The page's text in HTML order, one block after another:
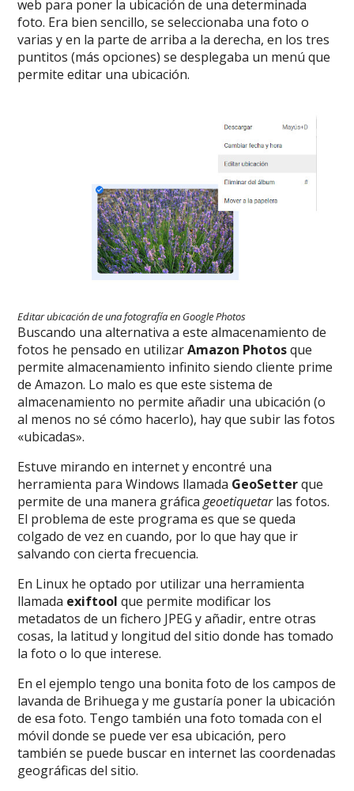
web para poner la ubicación de una determinada
foto. Era bien sencillo, se seleccionaba una foto o
varias y en la parte de arriba a la derecha, en los tres
puntitos (más opciones) se desplegaba un menú que
permite editar una ubicación.
Editar ubicación de una fotografía en Google Photos
Buscando una alternativa a este almacenamiento de
fotos he pensado en utilizarAmazon Photosque
permite almacenamiento infinito siendo cliente prime
de Amazon. Lo malo es que este sistema de
almacenamiento no permite añadir una ubicación (o
al menos no sé cómo hacerlo), hay que subir las fotos
«ubicadas».
Estuve mirando en internet y encontré una
herramienta para Windows llamada GeoSetterque
permite de una manera gráficageoetiquetarlas fotos.
El problema de este programa es que se queda
colgado de vez en cuando, por lo que hay que ir
salvando con cierta frecuencia.
En Linux he optado por utilizar una herramienta
llamada exiftoolque permite modificar los
metadatos de un fichero JPEG y añadir, entre otras
cosas, la latitud y longitud del sitio donde has tomado
la foto o lo que interese.
En el ejemplo tengo una bonita foto de los campos de
lavanda de Brihuega y me gustaría poner la ubicación
de esa foto. Tengo también una foto tomada con el
móvil donde se puede ver esa ubicación, pero
también se puede buscar en internet las coordenadas
geográficas del sitio.